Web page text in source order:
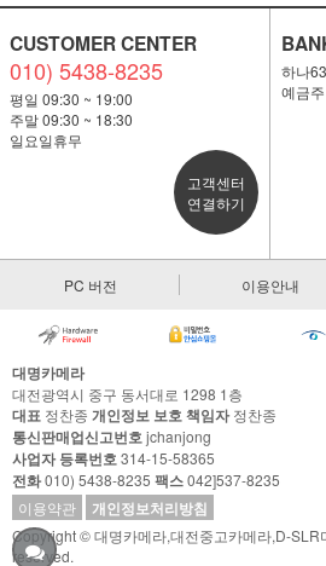
CUSTOMER CENTER
010) 5438-8235
평일 09:30 ~ 19:00
주말 09:30 ~ 18:30
일요일휴무
고객센터
연결하기
하나
예금
PC 버전 이용안내
대명카메라
대전광역시 중구 동서대로 1298 1층
대표 정찬종 개인정보 보호 책임자정찬종
통신판매업신고번호jchanjong
사업자 등록번호314-15-58365
전화010) 5438-8235 팩스042]537-8235
이용약관
개인정보처리방침
Copyright © 대명카메라,대전중고카메라,D-SLR
reserved.